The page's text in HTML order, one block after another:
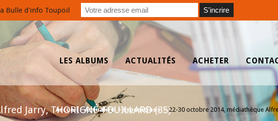
LES ALBUMS ACTUALITÉS ACHETER
Jarry, THORIGNÉ-FOUILLARD (35)
Accueil >Actualité > Expositions >22-30 octobre 2014, médiathèque
Bulle d'info Toupoil